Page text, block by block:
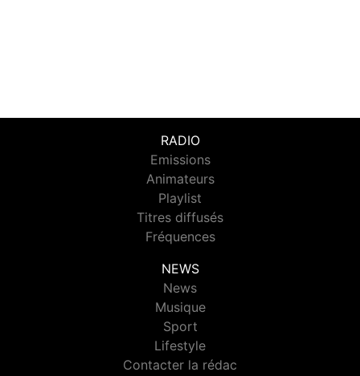
RADIO
Emissions
Animateurs
Playlist
Titres diffusés
Fréquences
NEWS
News
Musique
Sport
Lifestyle
Contacter la rédac